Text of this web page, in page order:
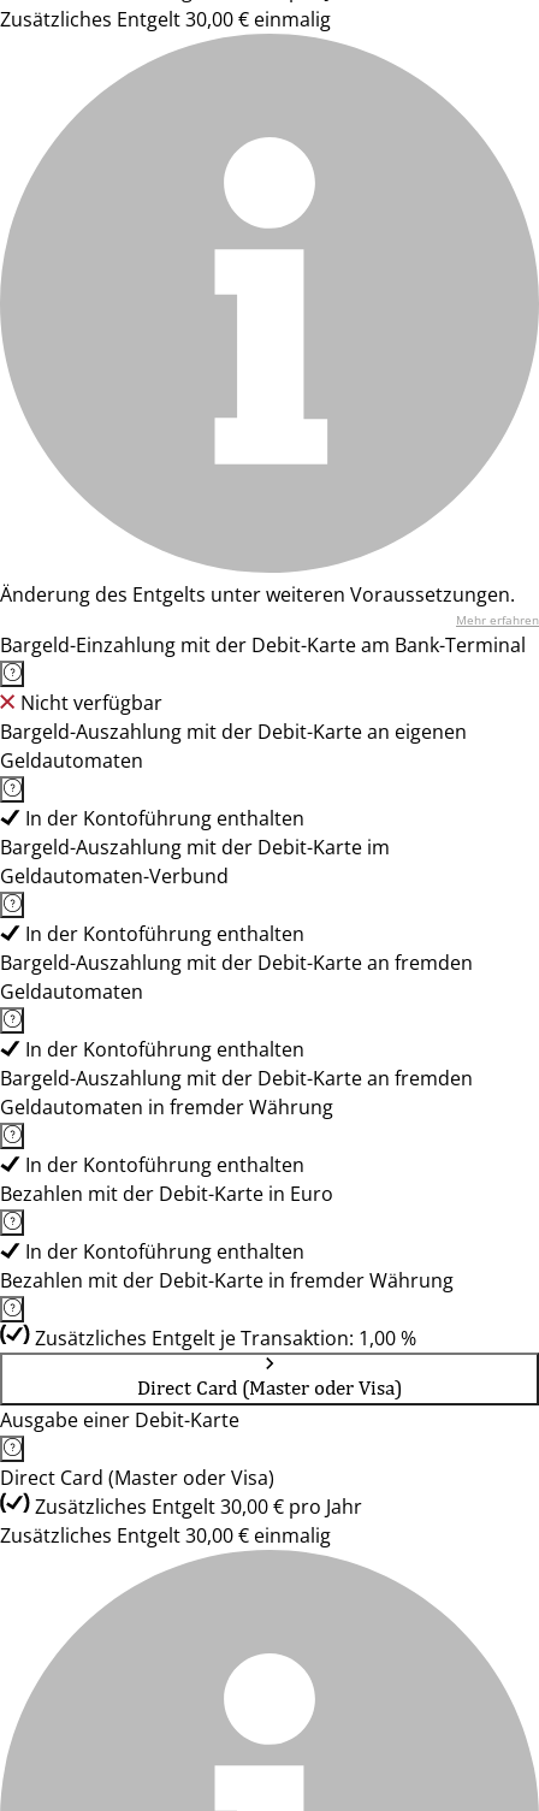
Zusätzliches Entgelt 30,00 € einmalig
Änderung des Entgelts unter weiteren Voraussetzungen.
Mehr erfahren
Bargeld-Einzahlung mit der Debit-Karte am Bank-Terminal
Nicht verfügbar
Bargeld-Auszahlung mit der Debit-Karte an eigenen
Geldautomaten
In der Kontoführung enthalten
Bargeld-Auszahlung mit der Debit-Karte im
Geldautomaten-Verbund
In der Kontoführung enthalten
Bargeld-Auszahlung mit der Debit-Karte an fremden
Geldautomaten
In der Kontoführung enthalten
Bargeld-Auszahlung mit der Debit-Karte an fremden
Geldautomaten in fremder Währung
In der Kontoführung enthalten
Bezahlen mit der Debit-Karte in Euro
In der Kontoführung enthalten
Bezahlen mit der Debit-Karte in fremder Währung
Zusätzliches Entgelt je Transaktion: 1,00 %
Direct Card (Master oder Visa)
Ausgabe einer Debit-Karte
Direct Card (Master oder Visa)
Zusätzliches Entgelt 30,00 € pro Jahr
Zusätzliches Entgelt 30,00 € einmalig